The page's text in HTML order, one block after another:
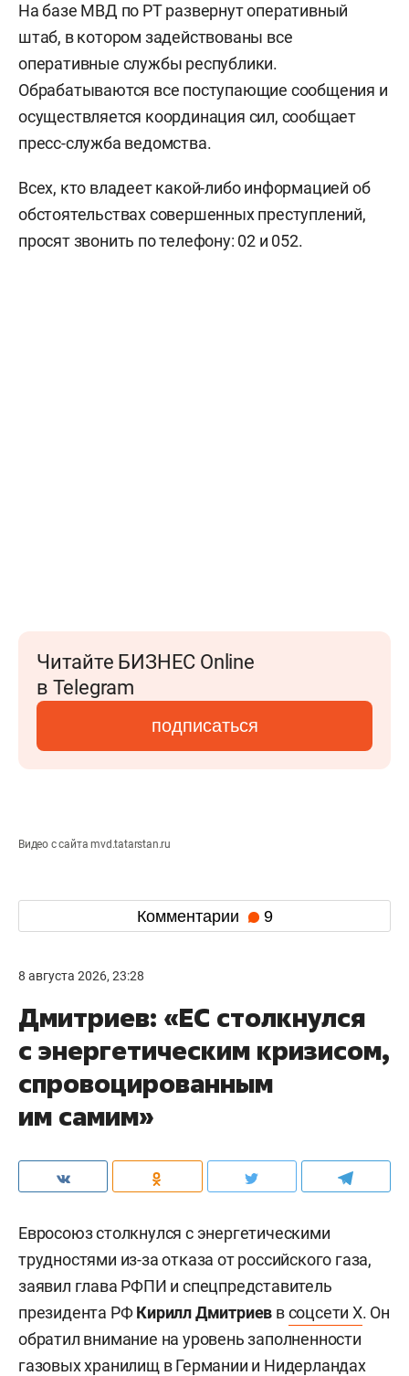
На базе МВД по РТ развернут оперативный
штаб, в котором задействованы все
оперативные службы республики.
Обрабатываются все поступающие сообщения и
осуществляется координация сил, сообщает
пресс-служба ведомства.
Всех, кто владеет какой-либо информацией об
обстоятельствах совершенных преступлений,
просят звонить по телефону: 02 и 052.
Читайте БИЗНЕС Online
в Telegram
подписаться
Видео с сайта mvd.tatarstan.ru
Комментарии 9
8 августа 2026, 23:28
Дмитриев: «ЕС столкнулся
с энергетическим кризисом,
спровоцированным
им самим»
Евросоюз столкнулся с энергетическими
трудностями из-за отказа от российского газа,
заявил глава РФПИ и спецпредставитель
президента РФКирилл Дмитриев всоцсети X. Он
обратил внимание на уровень заполненности
газовых хранилищ в Германии и Нидерландах